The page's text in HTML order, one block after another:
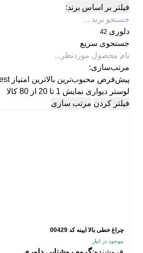
فیلتر بر اساس برند:
دلوری 42
جستجوی سریع
مرتب‌سازی:
پیش‌فرض محبوب‌ترین بالاترین امتیاز
لوستر دیواری نمایش 1 تا 20 از 80 کالا
فیلتر کردن مرتب سازی
چراغ خطی بالا ایینه کد 00429
موجود در انبار